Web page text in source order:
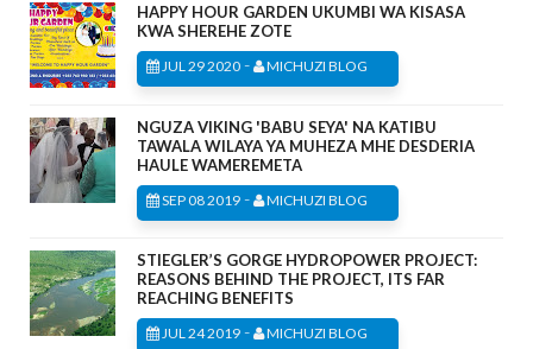
HAPPY HOUR GARDEN UKUMBI WA KISASA
KWA SHEREHE ZOTE
JUL 29 2020 - MICHUZI BLOG
NGUZA VIKING 'BABU SEYA' NA KATIBU
TAWALA WILAYA YA MUHEZA MHE DESDERIA
HAULE WAMEREMETA
SEP 08 2019 - MICHUZI BLOG
STIEGLER’S GORGE HYDROPOWER PROJECT:
REASONS BEHIND THE PROJECT, ITS FAR
REACHING BENEFITS
JUL 24 2019 - MICHUZI BLOG